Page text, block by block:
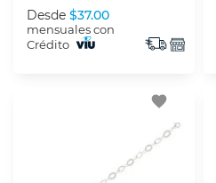
Desde $37.00
mensuales con
Crédito
favorite